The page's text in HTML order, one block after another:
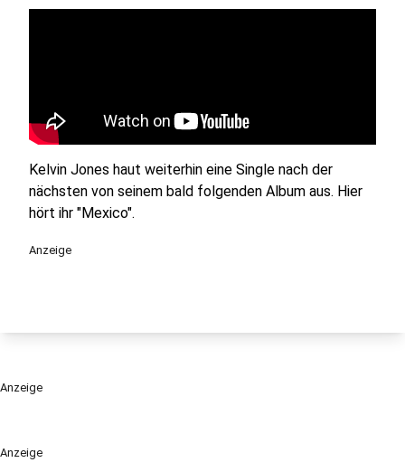
Anzeige
Kelvin Jones haut weiterhin eine Single nach der
nächsten von seinem bald folgenden Album aus. Hier
hört ihr "Mexico".
Anzeige
Anzeige